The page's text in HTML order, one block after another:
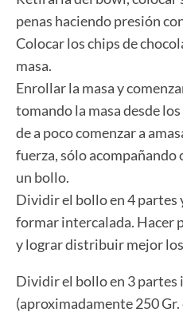
penas haciendo presión
Colocar los chips de
masa.
Enrollar la masa y
tomando la masa desde
de a poco comenzar a
fuerza, sólo acompañando
un bollo.
Dividir el bollo en 4 partes
formar intercalada. Hacer
y lograr distribuir mejor
Dividir el bollo en 3 partes
(aproximadamente 250